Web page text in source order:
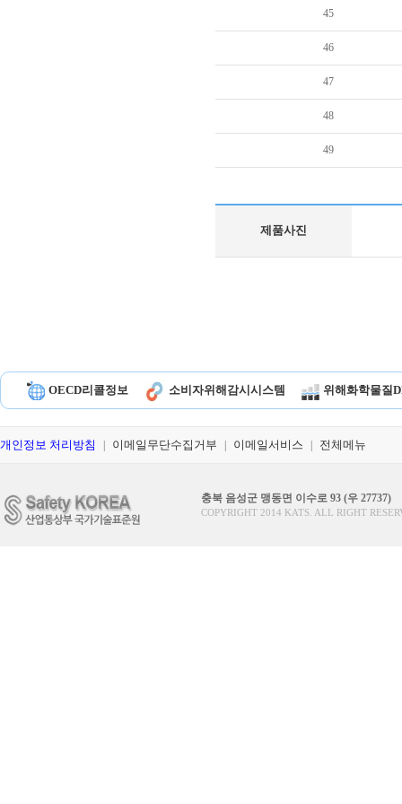
45
46
47
48
49
제품사진
OECD리콜정보 소비자위해감시시스템 위해화학물질
개인정보 처리방침 이메일무단수집거부 이메일서비스 전체메뉴
충북 음성군 맹동면 이수로 93 (우 27737)
COPYRIGHT 2014 KATS. ALL RIGHT